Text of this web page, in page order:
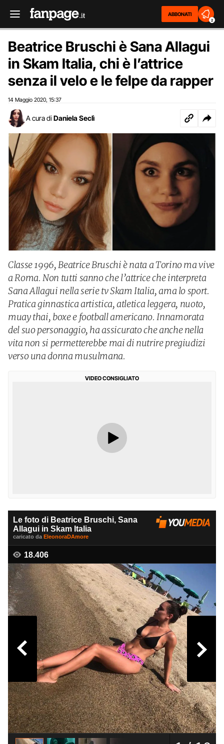
ABBONATI
2
Beatrice Bruschi è Sana Allagui
in Skam Italia, chi è l’attrice
senza il velo e le felpe da rapper
14 Maggio 2020 15:37
A cura di Daniela Seclì
Classe 1996, Beatrice Bruschi è nata a Torino ma vive
a Roma. Non tutti sanno che l’attrice che interpreta
Sana Allagui nella serie tv Skam Italia, ama lo sport.
Pratica ginnastica artistica, atletica leggera, nuoto,
muay thai, boxe e football americano. Innamorata
del suo personaggio, ha assicurato che anche nella
vita non si permetterebbe mai di nutrire pregiudizi
verso una donna musulmana.
VIDEO CONSIGLIATO